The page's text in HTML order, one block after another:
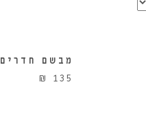
מבשם חדרים 250 מ"ל
₪ 135